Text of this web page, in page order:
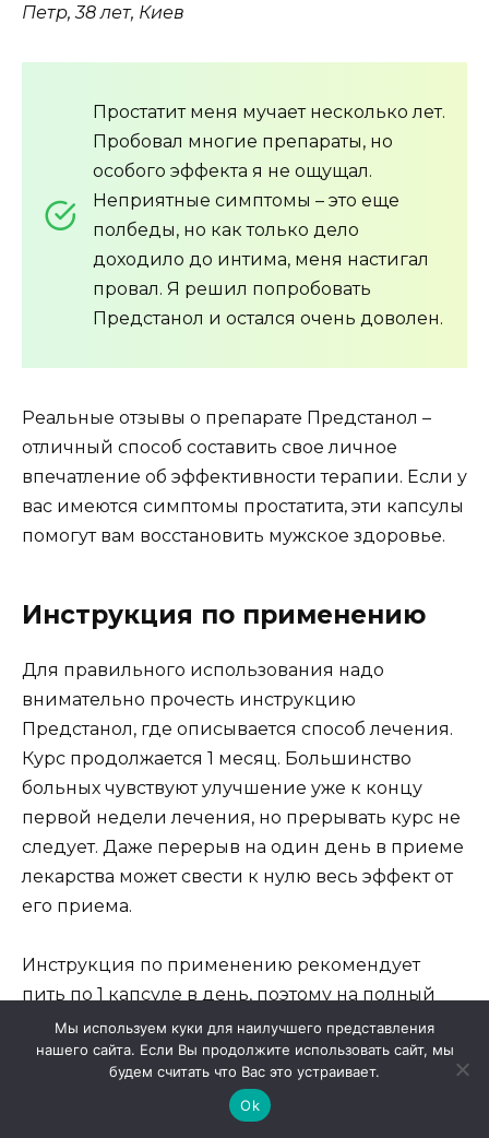
Петр, 38 лет, Киев
Простатит меня мучает несколько лет.
Пробовал многие препараты, но
особого эффекта я не ощущал.
Неприятные симптомы – это еще
полбеды, но как только дело
доходило до интима, меня настигал
провал. Я решил попробовать
Предстанол и остался очень доволен.
Реальные отзывы о препарате Предстанол –
отличный способ составить свое личное
впечатление об эффективности терапии. Если у
вас имеются симптомы простатита, эти капсулы
помогут вам восстановить мужское здоровье.
Инструкция по применению
Для правильного использования надо
внимательно прочесть инструкцию
Предстанол, где описывается способ лечения.
Курс продолжается 1 месяц. Большинство
больных чувствуют улучшение уже к концу
первой недели лечения, но прерывать курс не
следует. Даже перерыв на один день в приеме
лекарства может свести к нулю весь эффект от
его приема.
Инструкция по применению рекомендует
пить по 1 капсуле в день, поэтому на полный
курс потребуется 3 упаковки по 10 капсул в
блистере.
Важно! Если болезнь запущена, то для
Мы используем куки для наилучшего представления
нашего сайта. Если Вы продолжите использовать сайт, мы
будем считать что Вас это устраивает.
Ok